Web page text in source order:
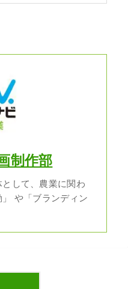
制作部
して、農業に関わ
や「ブランディン